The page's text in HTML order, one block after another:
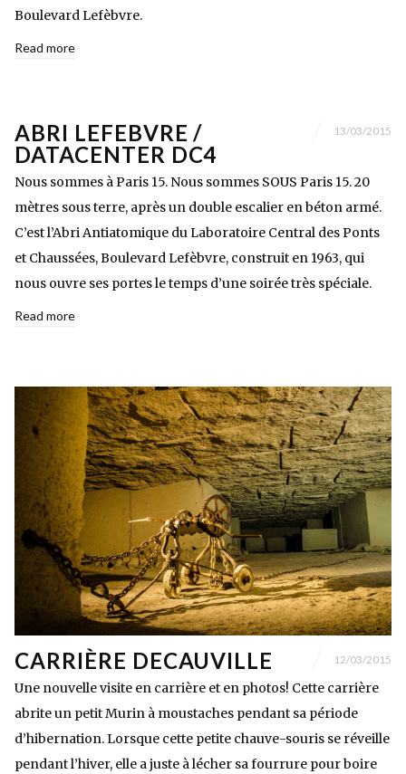
Boulevard Lefèbvre.
Read more
ABRI LEFEBVRE /
DATACENTER DC4
13/03/2015
Nous sommes à Paris 15. Nous sommes SOUS Paris 15. 20
mètres sous terre, après un double escalier en béton armé.
C’est l’Abri Antiatomique du Laboratoire Central des Ponts
et Chaussées, Boulevard Lefèbvre, construit en 1963, qui
nous ouvre ses portes le temps d’une soirée très spéciale.
Read more
CARRIÈRE DECAUVILLE 12/03/2015
Une nouvelle visite en carrière et en photos! Cette carrière
abrite un petit Murin à moustaches pendant sa période
d’hibernation. Lorsque cette petite chauve-souris se réveille
pendant l’hiver, elle a juste à lécher sa fourrure pour boire